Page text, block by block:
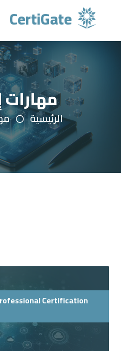
CertiGate
مهارات
الرئيسية
Certification